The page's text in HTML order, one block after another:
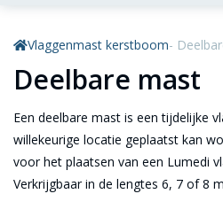
Vlaggenmast kerstboom-
Deelbare mast
Een deelbare mast is een tijdelijke
willekeurige locatie geplaatst kan
voor het plaatsen van een Lumedi
Verkrijgbaar in de lengtes 6, 7 of 8